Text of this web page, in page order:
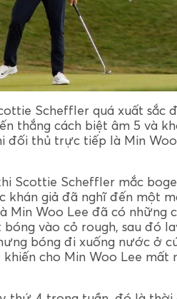
Scheffler quá xuất sắc
thắng cách biệt âm 5 và
đối thủ trực tiếp là Min
Scottie Scheffler mắc
khán giả đã nghĩ đến một
Woo Lee đã có những
vào cỏ rough, sau đó
bóng đi xuống nước ở
cho Min Woo Lee mất